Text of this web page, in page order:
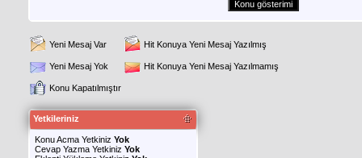
Yeni Mesaj Var Hit Konuya Yeni Mesaj Yazılmış
Yeni Mesaj Yok Hit Konuya Yeni Mesaj Yazılmamış
Konu Kapatılmıştır
Yetkileriniz
Konu Acma Yetkiniz Yok
Cevap Yazma Yetkiniz Yok